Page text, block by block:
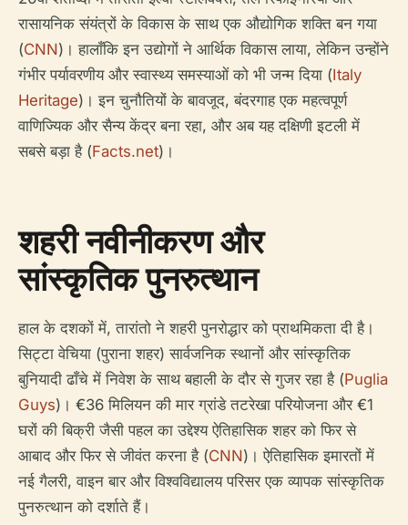
रासायनिक संयंत्रों के विकास के साथ एक औद्योगिक शक्ति बन गया
(CNN)। हालाँकि इन उद्योगों ने आर्थिक विकास लाया, लेकिन उन्होंने
गंभीर पर्यावरणीय और स्वास्थ्य समस्याओं को भी जन्म दिया (Italy
Heritage)। इन चुनौतियों के बावजूद, बंदरगाह एक महत्वपूर्ण
वाणिज्यिक और सैन्य केंद्र बना रहा, और अब यह दक्षिणी इटली में
सबसे बड़ा है (Facts.net)।
शहरी नवीनीकरण और
सांस्कृतिक पुनरुत्थान
हाल के दशकों में, तारांतो ने शहरी पुनरोद्धार को प्राथमिकता दी है।
सिट्टा वेचिया (पुराना शहर) सार्वजनिक स्थानों और सांस्कृतिक
बुनियादी ढाँचे में निवेश के साथ बहाली के दौर से गुजर रहा है (Puglia
Guys)। €36 मिलियन की मार ग्रांडे तटरेखा परियोजना और €1
घरों की बिक्री जैसी पहल का उद्देश्य ऐतिहासिक शहर को फिर से
आबाद और फिर से जीवंत करना है (CNN)। ऐतिहासिक इमारतों में
नई गैलरी, वाइन बार और विश्वविद्यालय परिसर एक व्यापक सांस्कृतिक
पुनरुत्थान को दर्शाते हैं।